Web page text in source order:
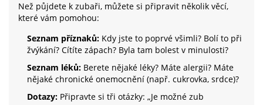
Než půjdete k zubaři, můžete si připravit několik věcí,
které vám pomohou:
Seznam příznaků: Kdy jste to poprvé všimli? Bolí to při
žvýkání? Cítíte zápach? Byla tam bolest v minulosti?
Seznam léků: Berete nějaké léky? Máte alergii? Máte
nějaké chronické onemocnění (např. cukrovka, srdce)?
Dotazy: Připravte si tři otázky: „Je možné zub